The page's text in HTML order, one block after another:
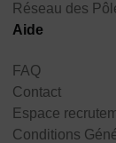
Réseau des
Aide
FAQ
Contact
Espace
Conditions